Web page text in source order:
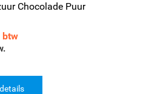
Chocolade Puur
btw